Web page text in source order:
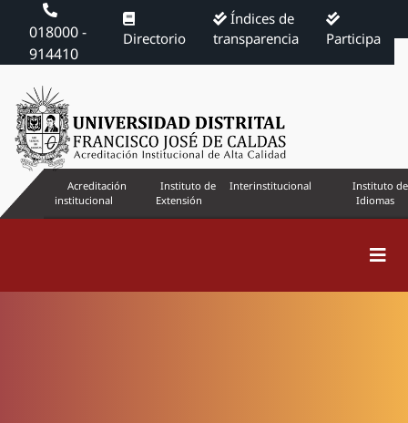
018000 -
914410
Directorio
Índices de
transparencia
Participa
Acreditación
institucional
Instituto de
Extensión
Interinstitucional
Instituto de
Idiomas